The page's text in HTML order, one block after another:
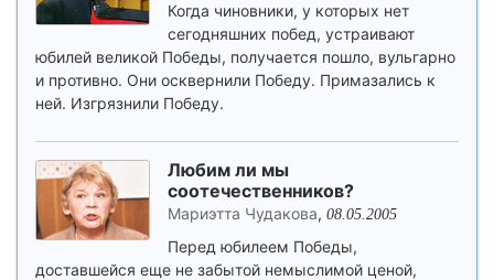
Когда чиновники, у которых нет
сегодняшних побед, устраивают
юбилей великой Победы, получается пошло, вульгарно
и противно. Они осквернили Победу. Примазались к
ней. Изгрязнили Победу.
Любим ли мы
соотечественников?
Мариэтта Чудакова, 08.05.2005
Перед юбилеем Победы,
доставшейся еще не забытой немыслимой ценой,